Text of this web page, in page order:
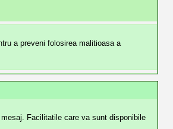
a preveni folosirea malitioasa a
Facilitatile care va sunt disponibile